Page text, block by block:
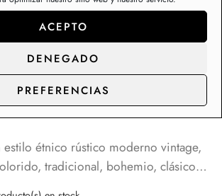
ACEPTO
DENEGADO
PREFERENCIAS
jacquar de fibras sintéticas ideal para
de interior y zonas de paso.
Se pueden lavar fácilmente en la
como nuevas. Introduce la
luego sécala al aire sin usar
estilo étnico rústico moderno vintage,
tradicional, bohemio, clásico…